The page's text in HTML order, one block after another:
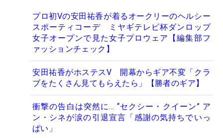
プロ初Vの安田祐香が着るオークリーのヘルシー
スポーティコーデ ミヤギテレビ杯ダンロップ
女子オープンで見た女子プロウェア【編集部フ
ァッションチェック】
安田祐香がホステスV 開幕からギア不変「クラ
ブをたくさん見てもらえたら」【勝者のギア】
衝撃の告白は突然に… “セクシー・クイーン” ア
ン・シネが涙の引退宣言「感謝の気持ちでいっ
ぱい」